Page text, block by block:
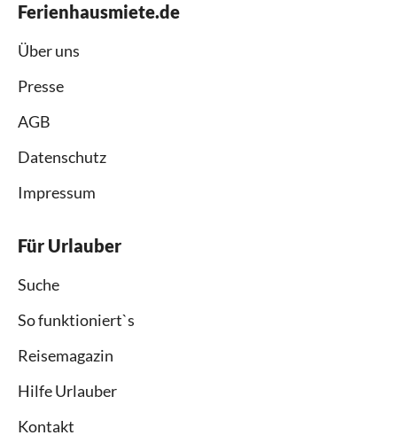
Ferienhausmiete.de
Über uns
Presse
AGB
Datenschutz
Impressum
Für Urlauber
Suche
So funktioniert`s
Reisemagazin
Hilfe Urlauber
Kontakt